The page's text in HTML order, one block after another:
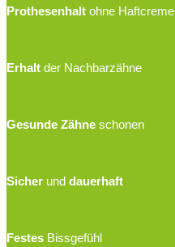
Prothesenhalt ohne Haftcreme
Erhalt der Nachbarzähne
Gesunde Zähne schonen
Sicher und dauerhaft
Festes Bissgefühl